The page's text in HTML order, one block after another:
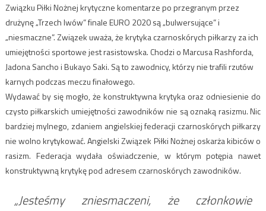
Związku Piłki Nożnej krytyczne komentarze po przegranym przez
drużynę „Trzech lwów” finale EURO 2020 są „bulwersujące” i
„niesmaczne”. Związek uważa, że krytyka czarnoskórych piłkarzy za ich
umiejętności sportowe jest rasistowska. Chodzi o Marcusa Rashforda,
Jadona Sancho i Bukayo Saki. Są to zawodnicy, którzy nie trafili rzutów
karnych podczas meczu finałowego.
Wydawać by się mogło, że konstruktywna krytyka oraz odniesienie do
czysto piłkarskich umiejętności zawodników nie są oznaką rasizmu. Nic
bardziej mylnego, zdaniem angielskiej federacji czarnoskórych piłkarzy
nie wolno krytykować. Angielski Związek Piłki Nożnej oskarża kibiców o
rasizm. Federacja wydała oświadczenie, w którym potępia nawet
konstruktywną krytykę pod adresem czarnoskórych zawodników.
„Jesteśmy zniesmaczeni, że członkowie